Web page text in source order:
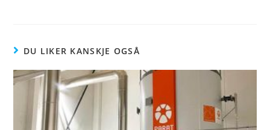
DU LIKER KANSKJE OGSÅ